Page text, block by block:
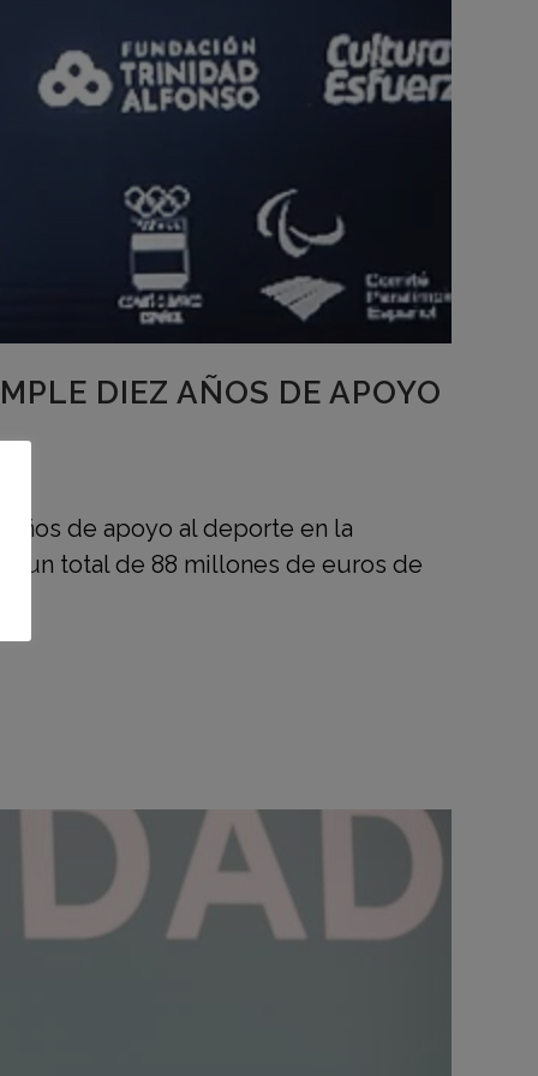
DIEZ AÑOS DE APOYO
de apoyo al deporte en la
un total de 88 millones de euros de